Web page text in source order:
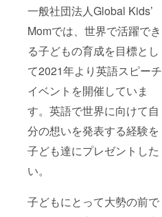
一般社団法人Global Kids’
Momでは、世界で活躍でき
る子どもの育成を目標とし
て2021年より英語スピーチ
イベントを開催していま
す。英語で世界に向けて自
分の想いを発表する経験を
子ども達にプレゼントした
い。
子どもにとって大勢の前で